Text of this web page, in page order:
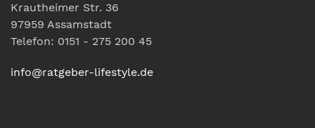
Krautheimer Str. 36
97959 Assamstadt
Telefon: 0151 - 275 200 45
info@ratgeber-lifestyle.de